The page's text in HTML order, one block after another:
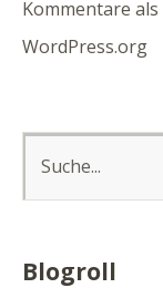
Kommentare als
WordPress.org
Blogroll